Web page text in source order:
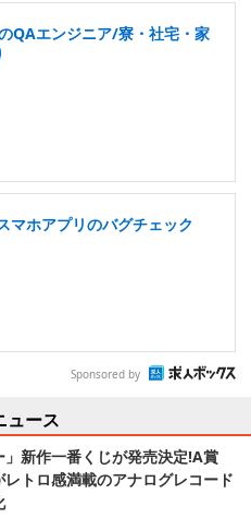
QAエンジニア/寮・社宅・家
ホアプリのバグチェック
Sponsored by
ュース
」新作一番くじが発売決定!A賞
トロ感満載のアナログレコード